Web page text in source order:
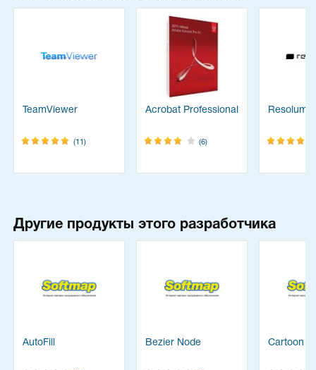
TeamViewer
(11)
Acrobat Professional
(6)
Resolume
Другие продукты этого разработчика
AutoFill Bezier Node Cartoon